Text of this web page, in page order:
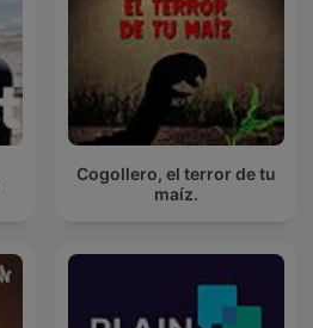
Cogollero, el terror de tu
maíz.